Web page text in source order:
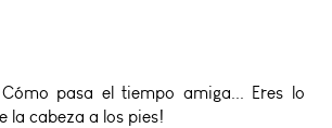
pasa el tiempo amiga... Eres lo
la cabeza a los pies!